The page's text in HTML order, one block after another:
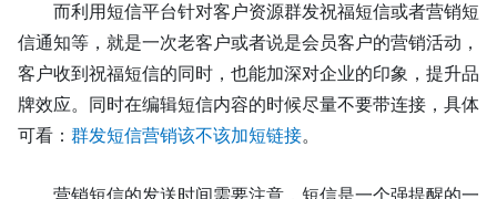
而利用短信平台针对客户资源群发祝福短信或者营销短
信通知等 ， 就是一次老客户或者说是会员客户的营销活动 ，
客户收到祝福短信的同时，也能加深对企业的印象，提升品
牌效应。同时在编辑短信内容的时候尽量不要带连接，具体
可看： 群发短信营销该不该加短链接。
营销短信的发送时间需要注意，短信是一个强提醒的一